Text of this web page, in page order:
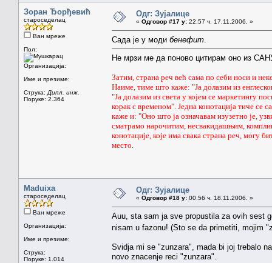
Зоран Ђорђевић
староседелац
Ван мреже
Пол:
Организација:
Име и презиме:
Струка: Дипл. инж.
Поруке: 2.364
Одг: Зујалице
« Одговор #17 у: 22.57 ч. 17.11.2006. »
Сада је у моди бенефит
Не мрзи ме да поново цитирам оно из
Затим, страна реч већ сама по себи носи и
Наиме, тиме што каже: "Ја долазим из
"Ја долазим из света у којем се маркетингу
корак с временом". Једна конотација тиче се
каже и: "Оно што ја означавам изузетно је,
сматрамо нарочитим, несвакидашњим,
конотације, које има свака страна реч, могу
место.
Maduixa
староседелац
Ван мреже
Организација:
Име и презиме:
Струка:
Поруке: 1.014
Одг: Зујалице
« Одговор #18 у: 00.56 ч. 18.11.2006. »
Auu, sta sam ja sve propustila za ovih sest
nisam u fazonu! (Sto se da primetiti, mojim
Svidja mi se "zunzara", mada bi joj trebalo
novo znacenje reci "zunzara".